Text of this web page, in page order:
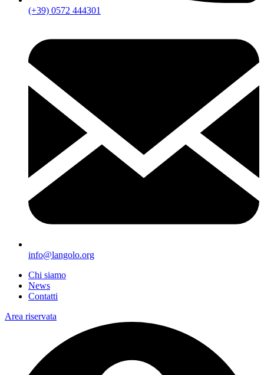
(+39) 0572 444301
info@langolo.org
Chi siamo
News
Contatti
Area riservata